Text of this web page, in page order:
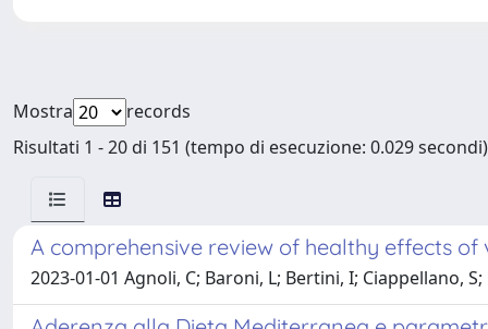
Mostra
records
Risultati 1 - 20 di 151 (tempo di esecuzione: 0.029
A comprehensive review of healthy effects of
2023-01-01 Agnoli, C; Baroni, L; Bertini, I; Ciappellano,